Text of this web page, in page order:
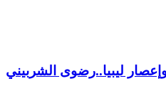
ليبيا..رضوى الشربيني